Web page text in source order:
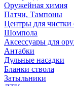
Оружейная химия
Патчи, Тампоны
Центры для чистки
Шомпола
Аксессуары для
Антабки
Дульные насадки
Бланки ствола
Затыльники